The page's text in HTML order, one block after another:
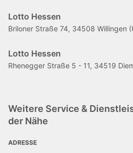
Lotto Hessen
Briloner Straße 74, 34508 Willingen
Lotto Hessen
Rhenegger Straße 5 - 11, 34519
Weitere Service &
der Nähe
ADRESSE